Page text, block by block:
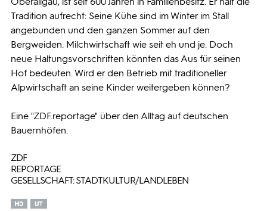
Tradition aufrecht: Seine Kühe sind im Winter im Stall
angebunden und den ganzen Sommer auf den
Bergweiden. Milchwirtschaft wie seit eh und je. Doch
neue Haltungsvorschriften könnten das Aus für seinen
Hof bedeuten. Wird er den Betrieb mit traditioneller
Alpwirtschaft an seine Kinder weitergeben können?
Eine "ZDF.reportage" über den Alltag auf deutschen
Bauernhöfen.
ZDF
REPORTAGE
GESELLSCHAFT: STADTKULTUR/LANDLEBEN